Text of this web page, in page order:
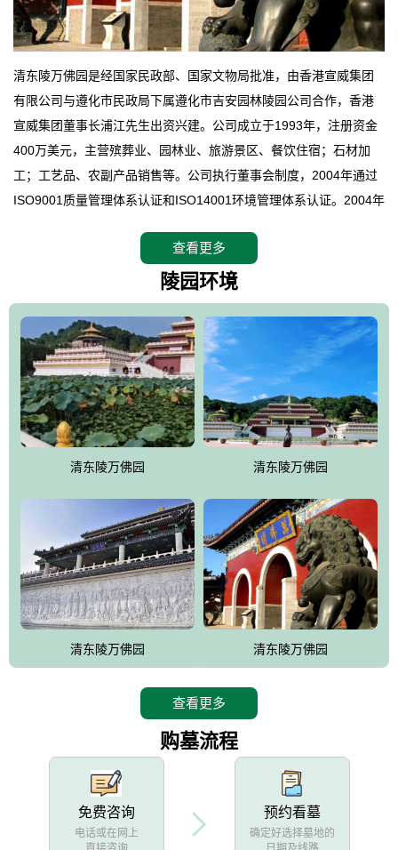
清东陵万佛园是经国家民政部、国家文物局批准，由香港宣威集团
有限公司与遵化市民政局下属遵化市吉安园林陵园公司合作，香港
宣威集团董事长浦江先生出资兴建。公司成立于1993年，注册资金
400万美元，主营殡葬业、园林业、旅游景区、餐饮住宿；石材加
工；工艺品、农副产品销售等。公司执行董事会制度，2004年通过
ISO9001质量管理体系认证和ISO14001环境管理体系认证。2004年
拥有4A级旅游区头衔的花园式陵园，园内建有四星级酒店一座。
万佛园位于遵化市境内，座落在世界文化遗产清东陵地形墙内，地
形绝佳，地理位置优越，交通便利。公司以“建设全国顶级人生后花
园、打造佛教精品旅游圣地”为目标，以海外归侨、国内外知名人士
的墓地安葬、祭祀吊亡并结合旅游参观构成其主要使用功能；以苍
郁绚丽、优雅宜人的园林景观构成其外部形象。通过墓园建设与造
园手法相结合的默契操作，建成一处特色鲜明、服务周全、环境优
美、民族风格突出，与周边文物古迹交相呼应的极具吸引力的花园
式园林。
万佛园工程一期占地448亩，目前完成投资近12亿元人民币，园区采
用全仿古式建筑，寻求与世界文化遗产地清东陵的和谐统一，在园
区建设中寻求陵园建设与景区建设的有机融合，充分发挥独一无二
的地形优势，打造现代艺术园林，建设旅游景观、寺庙、酒店等综
合服务设施，服务于陵园经营，使企业的多元化经营项目相互依
托、相互促进，园区绿化覆盖率达90%。
设计建造各种墓地墓位3万个；主体建筑金宝塔，墓位容量8万个，
能适应不同消费阶层的需求，为客户提供墓碑设计制作服务、特色
查看更多
陵园环境
清东陵万佛园 清东陵万佛园
清东陵万佛园 清东陵万佛园
查看更多
购墓流程
免费咨询
电话或在网上
预约看墓
确定好选择墓地的